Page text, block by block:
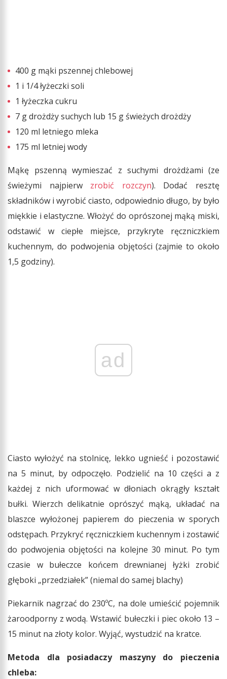
400 g mąki pszennej chlebowej
1 i 1/4 łyżeczki soli
1 łyżeczka cukru
7 g drożdży suchych lub 15 g świeżych drożdży
120 ml letniego mleka
175 ml letniej wody
Mąkę pszenną wymieszać z suchymi drożdżami (ze
świeżymi najpierw zrobić rozczyn). Dodać resztę
składników i wyrobić ciasto, odpowiednio długo, by było
miękkie i elastyczne. Włożyć do oprószonej mąką miski,
odstawić w ciepłe miejsce, przykryte ręczniczkiem
kuchennym, do podwojenia objętości (zajmie to około
1,5 godziny).
ad
Ciasto wyłożyć na stolnicę, lekko ugnieść i pozostawić
na 5 minut, by odpoczęło. Podzielić na 10 części a z
każdej z nich uformować w dłoniach okrągły kształt
bułki. Wierzch delikatnie oprószyć mąką, układać na
blaszce wyłożonej papierem do pieczenia w sporych
odstępach. Przykryć ręczniczkiem kuchennym i zostawić
do podwojenia objętości na kolejne 30 minut. Po tym
czasie w bułeczce końcem drewnianej łyżki zrobić
głęboki „przedziałek” (niemal do samej blachy)
Piekarnik nagrzać do 230ºC, na dole umieścić pojemnik
żaroodporny z wodą. Wstawić bułeczki i piec około 13 –
15 minut na złoty kolor. Wyjąć, wystudzić na kratce.
Metoda dla posiadaczy maszyny do pieczenia
chleba: